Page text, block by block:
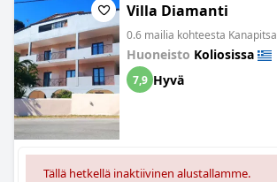
Villa Diamanti
0.6 mailia kohteesta Kanapitsa
Huoneisto Koliosissa
7,9 Hyvä
Tällä hetkellä inaktiivinen alustallamme.